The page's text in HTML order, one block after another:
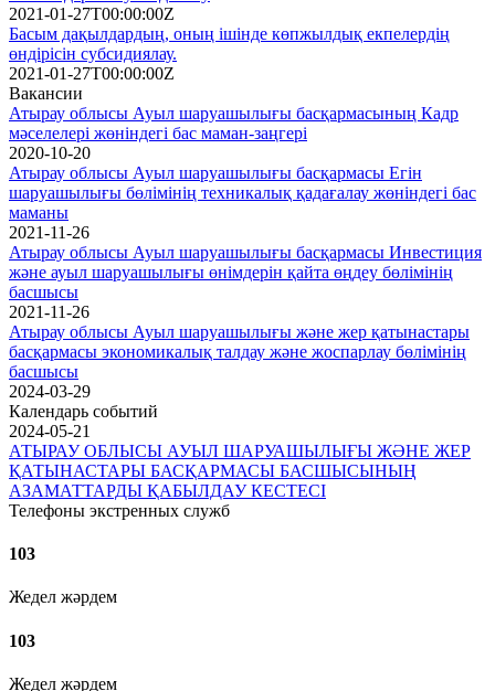
2021-01-27T00:00:00Z
Басым дақылдардың, оның ішінде көпжылдық екпелердің
өндірісін субсидиялау.
2021-01-27T00:00:00Z
Вакансии
Атырау облысы Ауыл шаруашылығы басқармасының Кадр
мәселелері жөніндегі бас маман-заңгері
2020-10-20
Атырау облысы Ауыл шаруашылығы басқармасы Егін
шаруашылығы бөлімінің техникалық қадағалау жөніндегі бас
маманы
2021-11-26
Атырау облысы Ауыл шаруашылығы басқармасы Инвестиция
және ауыл шаруашылығы өнімдерін қайта өңдеу бөлімінің
басшысы
2021-11-26
Атырау облысы Ауыл шаруашылығы және жер қатынастары
басқармасы экономикалық талдау және жоспарлау бөлімінің
басшысы
2024-03-29
Календарь событий
2024-05-21
АТЫРАУ ОБЛЫСЫ АУЫЛ ШАРУАШЫЛЫҒЫ ЖӘНЕ ЖЕР
ҚАТЫНАСТАРЫ БАСҚАРМАСЫ БАСШЫСЫНЫҢ
АЗАМАТТАРДЫ ҚАБЫЛДАУ КЕСТЕСІ
Телефоны экстренных служб
103
Жедел жәрдем
103
Жедел жәрдем